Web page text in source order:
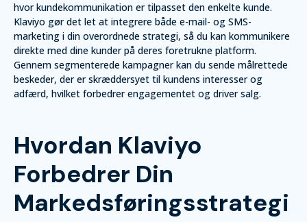
hvor kundekommunikation er tilpasset den enkelte kunde.
Klaviyo gør det let at integrere både e-mail- og SMS-
marketing i din overordnede strategi, så du kan kommunikere
direkte med dine kunder på deres foretrukne platform.
Gennem segmenterede kampagner kan du sende målrettede
beskeder, der er skræddersyet til kundens interesser og
adfærd, hvilket forbedrer engagementet og driver salg.
Hvordan Klaviyo
Forbedrer Din
Markedsføringsstrategi